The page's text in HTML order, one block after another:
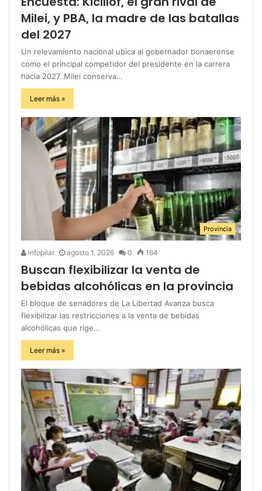
Milei, y PBA, la madre de las batallas
del 2027
Un relevamiento nacional ubica al gobernador bonaerense
como el principal competidor del presidente en la carrera
hacia 2027. Milei conserva…
Leer más »
Provincia
infopilar agosto 1, 2026 0 164
Buscan flexibilizar la venta de
bebidas alcohólicas en la provincia
El bloque de senadores de La Libertad Avanza busca
flexibilizar las restricciones a la venta de bebidas
alcohólicas que rige…
Leer más »